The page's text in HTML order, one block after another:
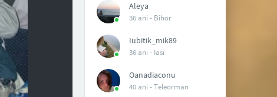
Aleya
36 ani - Bihor
Iubitik_mik89
36 ani - Iasi
Oanadiaconu
40 ani -Teleorman